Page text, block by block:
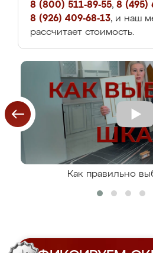
8 (800) 511-89-55, 8 (495)
8 (926) 409-68-13, и наш
рассчитает стоимость.
Как правильно